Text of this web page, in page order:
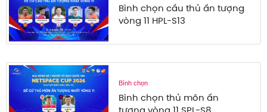
Bình chọn cầu thủ ấn tượng
vòng 11 HPL-S13
Bình chọn
Bình chọn thủ môn ấn